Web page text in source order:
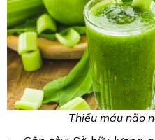
Thiếu máu não